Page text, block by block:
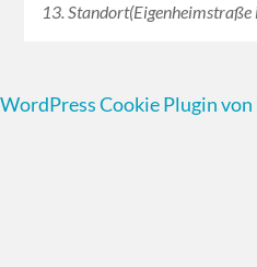
13.
WordPress Cookie Plugin